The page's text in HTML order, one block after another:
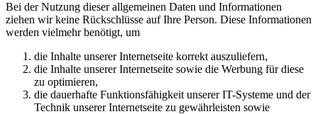
Bei der Nutzung dieser allgemeinen Daten und Informationen
ziehen wir keine Rückschlüsse auf Ihre Person. Diese Informationen
werden vielmehr benötigt, um
die Inhalte unserer Internetseite korrekt auszuliefern,
die Inhalte unserer Internetseite sowie die Werbung für diese
zu optimieren,
die dauerhafte Funktionsfähigkeit unserer IT-Systeme und der
Technik unserer Internetseite zu gewährleisten sowie